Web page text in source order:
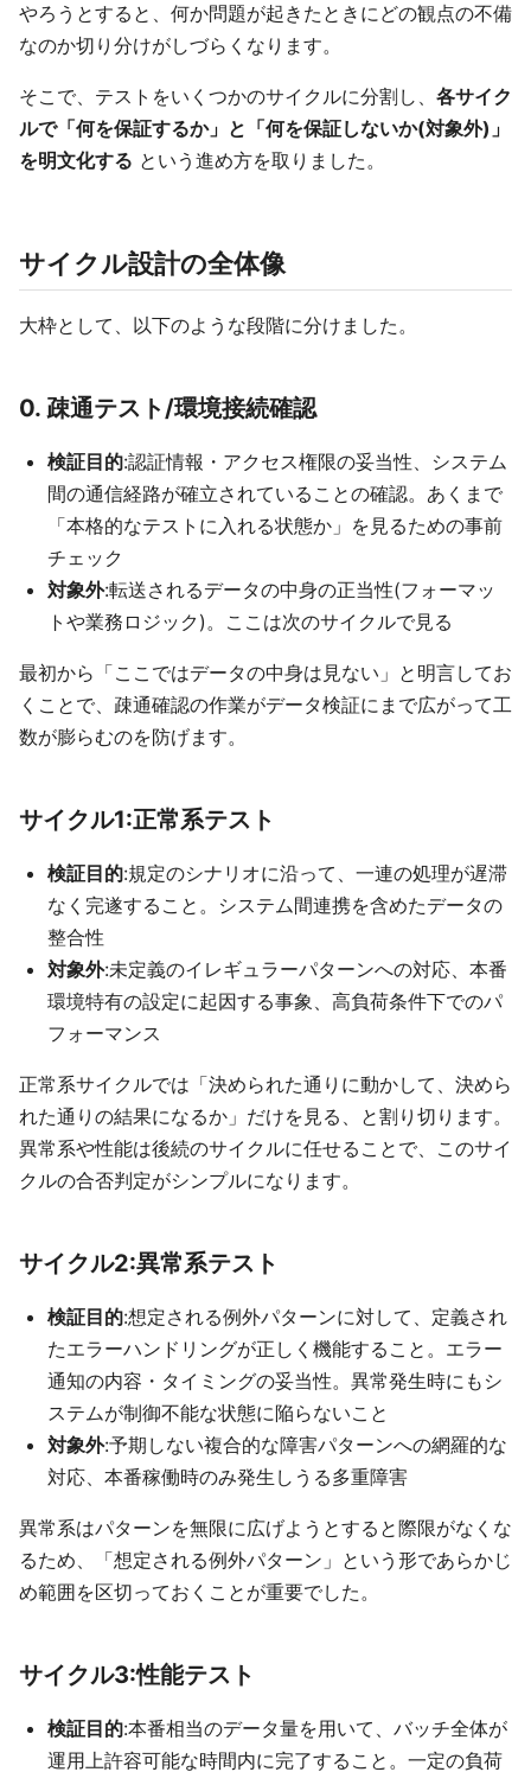
やろうとすると、何か問題が起きたときにどの観点の不備
なのか切り分けがしづらくなります。
そこで、テストをいくつかのサイクルに分割し、 各サイク
ルで「何を保証するか」と「何を保証しないか(対象外)」
を明文化する という進め方を取りました。
サイクル設計の全体像
大枠として、以下のような段階に分けました。
0. 疎通テスト/環境接続確認
検証目的:認証情報・アクセス権限の妥当性、システム
間の通信経路が確立されていることの確認。あくまで
「本格的なテストに入れる状態か」を見るための事前
チェック
対象外:転送されるデータの中身の正当性(フォーマッ
トや業務ロジック)。ここは次のサイクルで見る
最初から「ここではデータの中身は見ない」と明言してお
くことで、疎通確認の作業がデータ検証にまで広がって工
数が膨らむのを防げます。
サイクル1:正常系テスト
検証目的:規定のシナリオに沿って、一連の処理が遅滞
なく完遂すること。システム間連携を含めたデータの
整合性
対象外:未定義のイレギュラーパターンへの対応、本番
環境特有の設定に起因する事象、高負荷条件下でのパ
フォーマンス
正常系サイクルでは「決められた通りに動かして、決めら
れた通りの結果になるか」だけを見る、と割り切ります。
異常系や性能は後続のサイクルに任せることで、このサイ
クルの合否判定がシンプルになります。
サイクル2:異常系テスト
検証目的:想定される例外パターンに対して、定義され
たエラーハンドリングが正しく機能すること。エラー
通知の内容・タイミングの妥当性。異常発生時にもシ
ステムが制御不能な状態に陥らないこと
対象外:予期しない複合的な障害パターンへの網羅的な
対応、本番稼働時のみ発生しうる多重障害
異常系はパターンを無限に広げようとすると際限がなくな
るため、「想定される例外パターン」という形であらかじ
め範囲を区切っておくことが重要でした。
サイクル3:性能テスト
検証目的:本番相当のデータ量を用いて、バッチ全体が
運用上許容可能な時間内に完了すること。一定の負荷